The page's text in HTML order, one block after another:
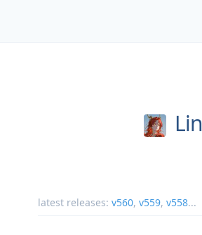
latest releases: v560, v559, v558...